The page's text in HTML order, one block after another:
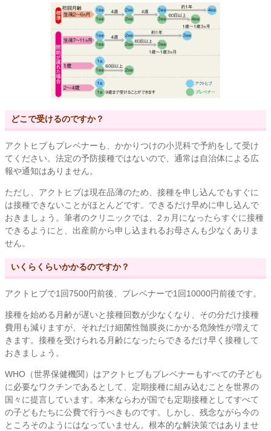
どこで受けるのですか？
アクトヒブもプレベナーも、かかりつけの小児科で予約をして受け
てください。法定の予防接種ではないので、通常は自治体による広
報や通知はありません。
ただし、アクトヒブは現在品薄のため、接種を申し込んでもすぐに
は接種できないことがほとんどです。できるだけ早めに申し込んで
おきましょう。筆者のクリニックでは、2ヵ月になったらすぐに接種
できるようにと、出産前から申し込まれるお母さんも少なくありま
せん。
いくらくらいかかるのですか？
アクトヒブで1回7500円前後、プレベナーで1回10000円前後です。
接種を始める月齢が遅いと接種回数が少なくなり、その分だけ接種
費用も減りますが、それだけ細菌性髄膜炎にかかる危険性が増えて
きます。接種を受けられる月齢になったらできるだけ早く接種して
おきましょう。
WHO（世界保健機関）はアクトヒブもプレベナーもすべての子ども
に必要なワクチンであるとして、定期接種に組み込むことを世界の
国々に提言しています。本来ならわが国でも定期接種としてすべて
の子どもたちに公費で行うべきものです。しかし、残念ながら今の
ところそのようにはなっていません。根本的な解決策ではありませ